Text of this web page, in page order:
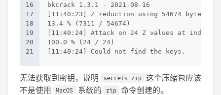
16
17
18
19
20
21
bkcrack 1.3.1 - 2021-08-16
[11:40:23] Z reduction using 54674 bytes of
13.4 % (7311 / 54674)
[11:40:24] Attack on 24 Z values at index
100.0 % (24 / 24)
[11:40:24] Could not find the keys.
无法获取到密钥，说明 secrets.zip 这个压缩包应该
不是使用
MacOS 系统的 zip 命令创建的。